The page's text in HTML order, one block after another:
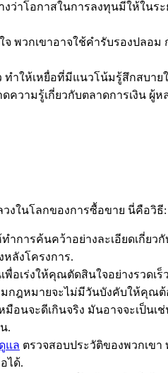
งว่าโอกาสในการลงทุนมีให้ใน
พวกเขาอาจใช้คำรับรองปล
ำให้เหยื่อที่มีแนวโน้มรู้สึกสบาย
วามรู้เกี่ยวกับตลาดการเงิน ผู้
งในโลกของการซื้อขาย นี่คือวิธี:
ำการค้นคว้าอย่างละเอียดเกี่ย
ลังโครงการ.
อเร่งให้คุณตัดสินใจอย่างรวด
กฎหมายจะไม่มีวันบังคับให้คุณต้
นจะดีเกินจริง มันอาจจะเป็นเ
.
แล ตรวจสอบประวัติของพวกเข
ได้.